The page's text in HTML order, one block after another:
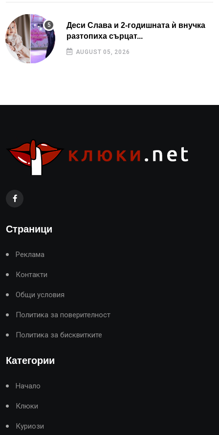
Деси Слава и 2-годишната ѝ внучка
разтопиха сърцат...
AUGUST 05, 2026
Страници
Реклама
Контакти
Общи условия
Политика за поверителност
Политика за бисквитките
Категории
Начало
Клюки
Куриози